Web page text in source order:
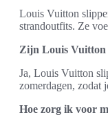
Louis Vuitton
strandoutfits. Ze
Zijn Louis Vuitton
Ja, Louis Vuitton
zomerdagen, zodat
Hoe zorg ik voor